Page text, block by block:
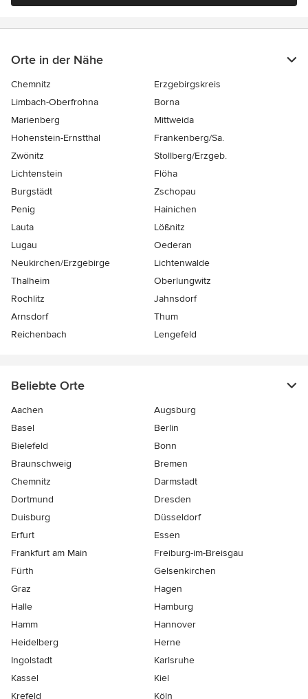
Orte in der Nähe
Chemnitz
Erzgebirgskreis
Limbach-Oberfrohna
Borna
Marienberg
Mittweida
Hohenstein-Ernstthal
Frankenberg/Sa.
Zwönitz
Stollberg/Erzgeb.
Lichtenstein
Flöha
Burgstädt
Zschopau
Penig
Hainichen
Lauta
Lößnitz
Lugau
Oederan
Neukirchen/Erzgebirge
Lichtenwalde
Thalheim
Oberlungwitz
Rochlitz
Jahnsdorf
Arnsdorf
Thum
Reichenbach
Lengefeld
Beliebte Orte
Aachen
Augsburg
Basel
Berlin
Bielefeld
Bonn
Braunschweig
Bremen
Chemnitz
Darmstadt
Dortmund
Dresden
Duisburg
Düsseldorf
Erfurt
Essen
Frankfurt am Main
Freiburg-im-Breisgau
Fürth
Gelsenkirchen
Graz
Hagen
Halle
Hamburg
Hamm
Hannover
Heidelberg
Herne
Ingolstadt
Karlsruhe
Kassel
Kiel
Krefeld
Köln